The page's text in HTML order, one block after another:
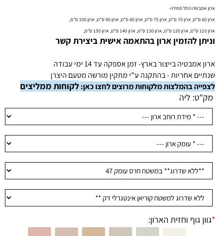
ארון אמבטיה החל ממידה-
ארון 60 ס"מ, ארון 70 ס"מ, ארון 75 ס"מ, ארון 80 ס"מ, ארון 90 ס"מ, ארון 100 ס"מ,
ארון 110 ס"מ, ארון 120 ס"מ, ארון 130 ס"מ, ארון 140 ס"מ, ארון 150 ס"מ,
וניתן להזמין ארון בהתאמה אישית ביצירת קשר
ארון אמבטיה בייצור בארץ- זמן אספקה עד 14 ימי עבודה
שנתיים אחריות - בהתקנה ע"י מתקין מורשה מטעם היצרן
לצפייה בהמלצות מלקוחות מרוצים לחצו כאן:לקוחות ממליצים
מק"ט: ליה
*גוון גוף וחזית הארון: